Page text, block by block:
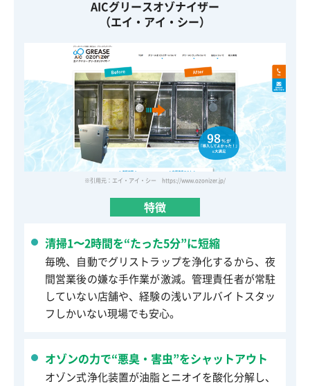
AICグリースオゾナイザー
（エイ・アイ・シー）
※引用元：エイ・アイ・シー https://www.ozonizer.jp/
特徴
清掃1〜2時間を“たった5分”に短縮
毎晩、自動でグリストラップを浄化するから、夜
間営業後の嫌な手作業が激減。管理責任者が常駐
していない店舗や、経験の浅いアルバイトスタッ
フしかいない現場でも安心。
オゾンの力で“悪臭・害虫”をシャットアウト
オゾン式浄化装置が油脂とニオイを酸化分解し、